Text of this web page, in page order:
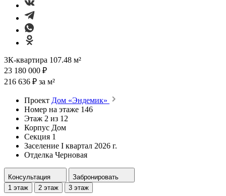
3К-квартира 107.48 м²
23 180 000 ₽
216 636 ₽ за м²
Проект Дом «Эндемик»
Номер на этаже 146
Этаж 2 из 12
Корпус Дом
Секция 1
Заселение I квартал 2026 г.
Отделка Черновая
Консультация
Забронировать
1 этаж
2 этаж 3 этаж